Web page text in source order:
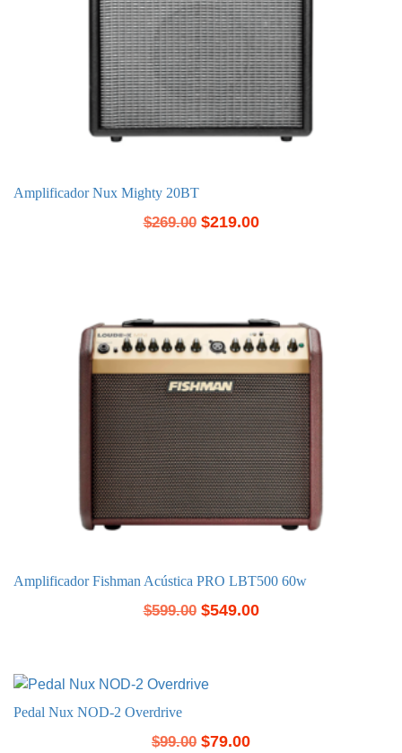
Amplificador Nux Mighty 20BT
$269.00 $219.00
Amplificador Fishman Acústica PRO LBT500 60w
$599.00 $549.00
Pedal Nux NOD-2 Overdrive
$99.00 $79.00